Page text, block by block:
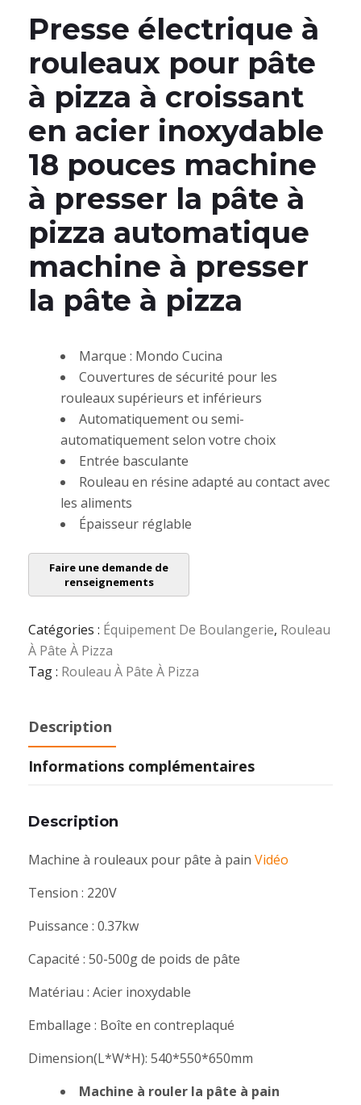
Presse électrique à
rouleaux pour pâte
à pizza à croissant
en acier inoxydable
18 pouces machine
à presser la pâte à
pizza automatique
machine à presser
la pâte à pizza
Marque : Mondo Cucina
Couvertures de sécurité pour les
rouleaux supérieurs et inférieurs
Automatiquement ou semi-
automatiquement selon votre choix
Entrée basculante
Rouleau en résine adapté au contact avec
les aliments
Épaisseur réglable
Catégories : Équipement De Boulangerie, Rouleau
À Pâte À Pizza
Tag : Rouleau À Pâte À Pizza
Description
Informations complémentaires
Description
Machine à rouleaux pour pâte à pain Vidéo
Tension : 220V
Puissance : 0.37kw
Capacité : 50-500g de poids de pâte
Matériau : Acier inoxydable
Emballage : Boîte en contreplaqué
Dimension(L*W*H): 540*550*650mm
Machine à rouler la pâte à pain